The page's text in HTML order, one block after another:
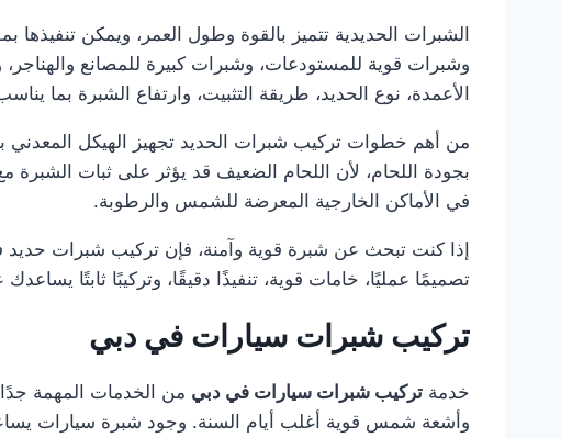
الشبرات الحديدية تتميز بالقوة وطول العمر، ويمكن
وشبرات قوية للمستودعات، وشبرات كبيرة للمصانع
الأعمدة، نوع الحديد، طريقة التثبيت، وارتفاع الشبرة بما
من أهم خطوات تركيب شبرات الحديد تجهيز الهيكل المعدني
بجودة اللحام، لأن اللحام الضعيف قد يؤثر على ثبات
في الأماكن الخارجية المعرضة للشمس والرطوبة.
إذا كنت تبحث عن شبرة قوية وآمنة، فإن تركيب شبرات
تصميمًا عمليًا، خامات قوية، تنفيذًا دقيقًا، وتركيبًا ثابتًا
تركيب شبرات سيارات في دبي
خدمة تركيب شبرات سيارات في دبي من الخدمات المهمة
وأشعة شمس قوية أغلب أيام السنة. وجود شبرة سيارات